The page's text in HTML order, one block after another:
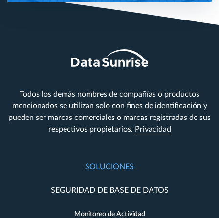
Todos los demás nombres de compañías o productos
mencionados se utilizan solo con fines de identificación y
pueden ser marcas comerciales o marcas registradas de sus
respectivos propietarios. Privacidad
SOLUCIONES
SEGURIDAD DE BASE DE DATOS
Monitoreo de Actividad